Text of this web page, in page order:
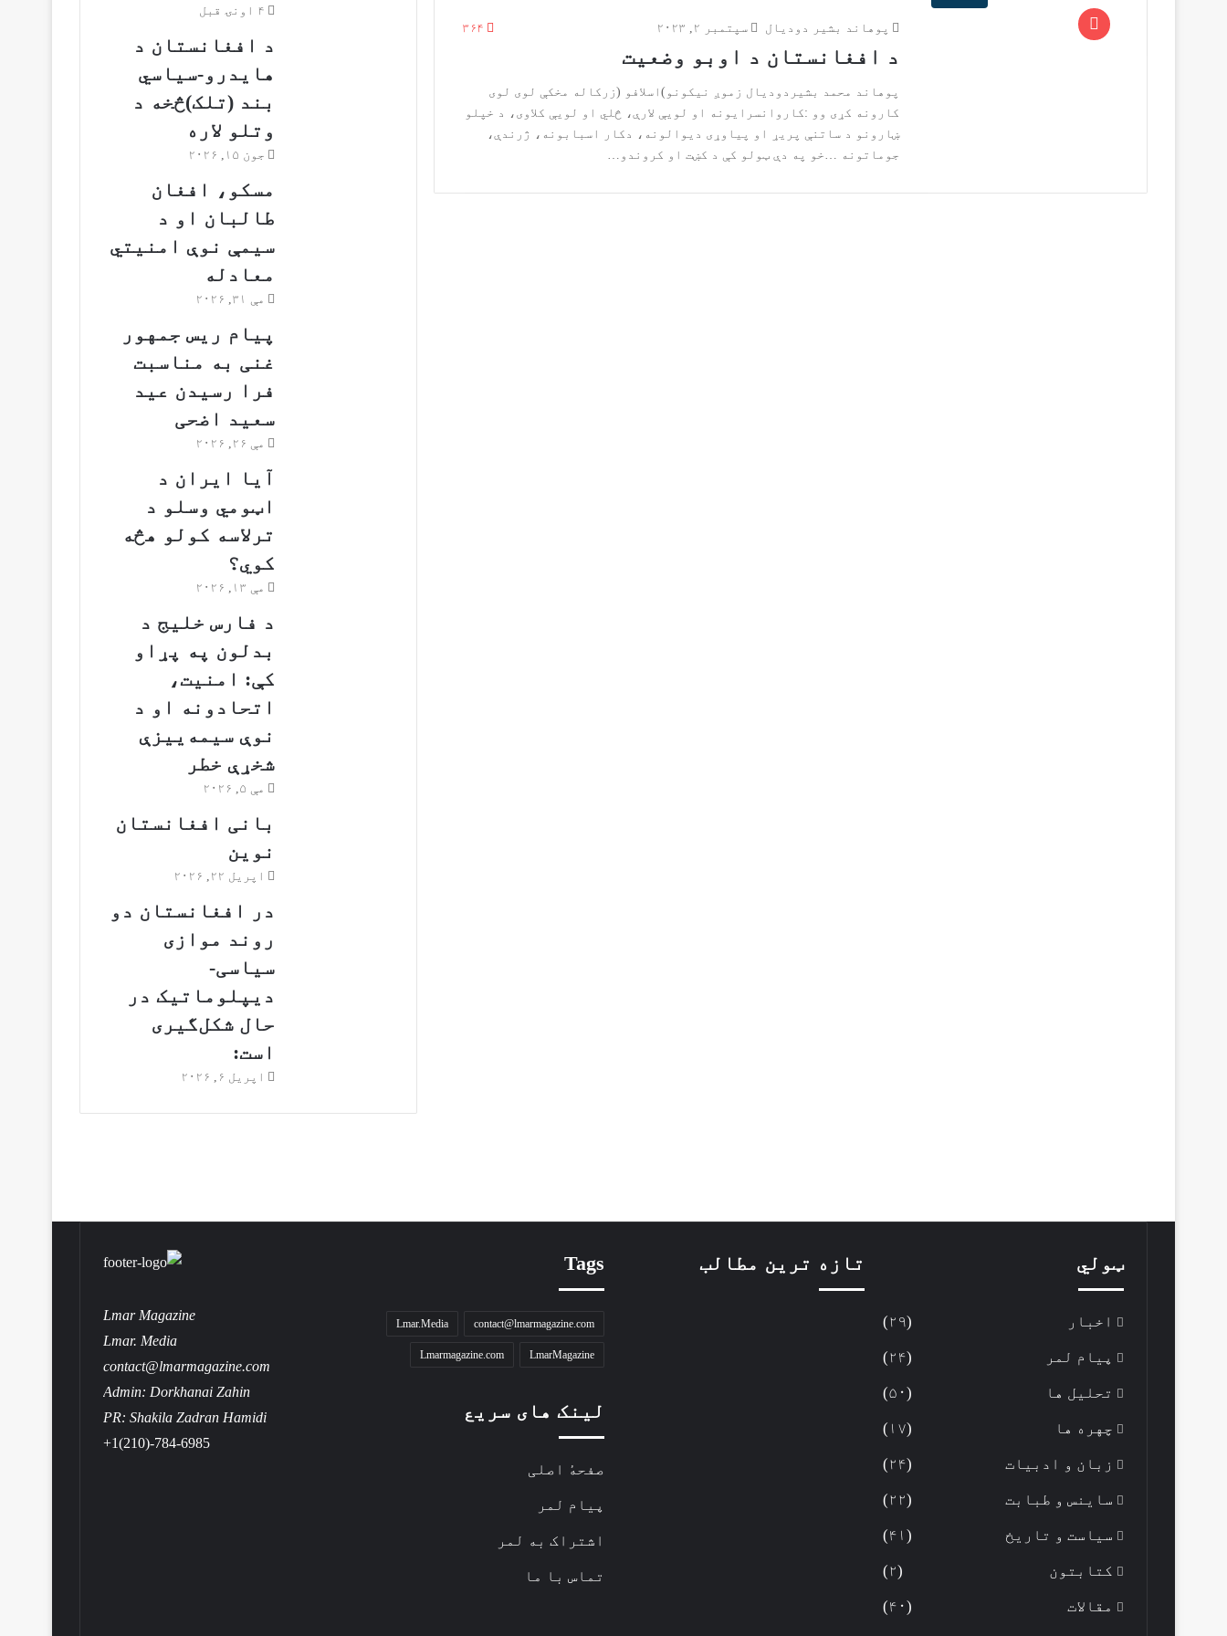
پوهاند بشیر دودیال سپتمبر ۲, ۲۰۲۳ ۳۶۴
د افغانستان د اوبو وضعیت
‬جوماتونه‭… ‬خو‭ ‬په‭ ‬دې‭ ‬ټولو‭ ‬کې‭ ‬د‭ ‬کښت‭ ‬او‭ ‬کروندو‭…
۴ اونۍ قبل
د افغانستان د
هایدرو-سیاسي
بند (تلک)څخه د
وتلو لاره
جون ۱۵, ۲۰۲۶
مسکو، افغان
طالبان او د
سیمې نوې امنیتي
معادله
مې ۳۱, ۲۰۲۶
پیام ریس جمهور
غنی به مناسبت
فرا رسیدن عید
سعید اضحی
مې ۲۶, ۲۰۲۶
آیا ایران د
اټومي وسلو د
ترلاسه کولو هڅه
کوي؟
مې ۱۳, ۲۰۲۶
د فارس خلیج د
بدلون په پړاو
کې: امنیت،
اتحادونه او د
نوې سیمه‌ییزې
شخړې خطر
مې ۵, ۲۰۲۶
بانی افغانستان
نوین
اپریل ۲۲, ۲۰۲۶
در افغانستان دو
روند موازی
سیاسی-
دیپلوماتیک در
حال شکل‌گیری
است:
اپریل ۶, ۲۰۲۶
ټولي
اخبار (۲۹)
پیام لمر (۲۴)
تحلیل ها (۵۰)
چهره ها (۱۷)
زبان و ادبیات (۲۴)
ساینس و طبابت (۲۲)
سیاست و تاریخ (۴۱)
کتابتون (۲)
مقالات (۴۰)
تازه ترین مطالب Tags
contact@lmarmagazine.com
Lmar.Media
LmarMagazine
Lmarmagazine.com
لینک های سریع
صفحهٔ اصلی
پیام لمر
اشتراک به لمر
تماس با ما
Lmar Magazine
Lmar. Media
contact@lmarmagazine.com
Admin: Dorkhanai Zahin
PR: Shakila Zadran Hamidi
+1(210)-784-6985